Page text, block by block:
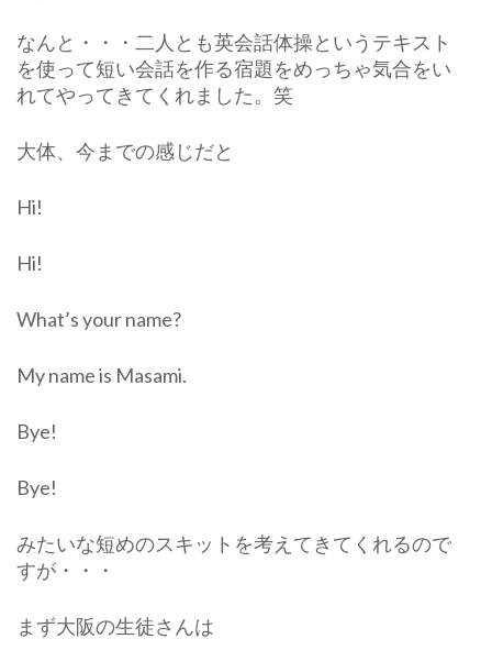
なんと・・・二人とも英会話体操というテキスト
を使って短い会話を作る宿題をめっちゃ気合をい
れてやってきてくれました。笑
大体、今までの感じだと
Hi!
Hi!
What’s your name?
My name is Masami.
Bye!
Bye!
みたいな短めのスキットを考えてきてくれるので
すが・・・
まず大阪の生徒さんは